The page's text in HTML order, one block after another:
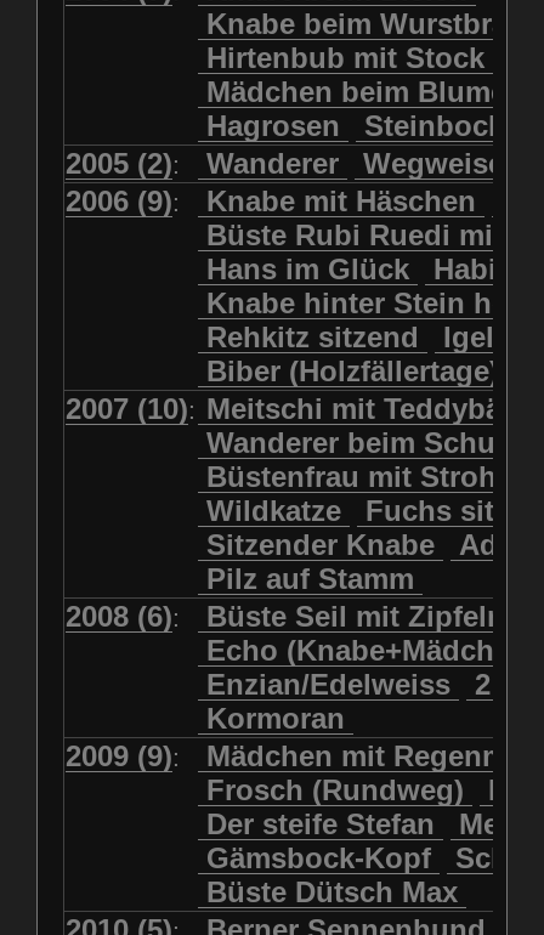
Mädchen beim Blumenpflücken
Mädchen in Regenjacke
Mädchen in Regenjacke und
Mädchen mit Regenmolch
Mädchen mit Schmetterling
Mätti Grossmann-Michel
Meitschi (Rundweg)
Meitschi mit Teddybär
Pilzfraueli Risetenmandli
Sitzender Knabe Tengeler
Wanderer
Wanderer beim Schuhbinden
Wegweiser Wilde Hilde
Wildhüter Wurzelkind
Luchs schreitend
Luchs sitzend Murmeltier
Murmeltiere Rehbockkopf
Rehkitz Rehkitz sitzend
Salamader Schmetterling
Schmetterlinge Schnecke
Schwarznasenschaf
Schwarznasenschaf mit Kalb
Steinbock
Steinbock Steinmarder
Uhu Uhu mit Jungen
Waschbär Wildkatze
Wolf Ziegenkopf
Knabe beim
Hirtenbub mit Stock
Mädchen beim
Hagrosen
Steinbock
2005 (2): Wanderer
Wegweiser
2006 (9): Knabe mit Häschen
Büste Rubi Ruedi mit
Hans im Glück
Knabe hinter Stein
Rehkitz sitzend
Igel
Biber (Holzfällertage)
2007 (10): Meitschi mit Teddybär
Wanderer beim
Büstenfrau mit Strohut
Wildkatze
Fuchs
Sitzender Knabe
Adler
Pilz auf Stamm
2008 (6):
Büste Seil mit
Echo
Enzian/Edelweiss
2
Kormoran
2009 (9):
Mädchen mit
Frosch (Rundweg)
Der steife Stefan
Gämsbock-Kopf
Büste Dütsch Max